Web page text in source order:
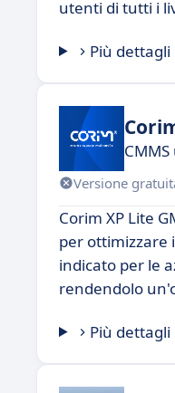
utenti di tutti i
Più dettagli
Versione
Corim XP Lite
per ottimizzare
indicato per le
rendendolo
Più dettagli